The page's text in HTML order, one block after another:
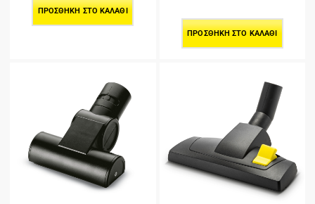
ΠΡΟΣΘΉΚΗ ΣΤΟ ΚΑΛΆΘΙ
ΠΡΟΣΘΉΚΗ ΣΤΟ ΚΑΛΆΘΙ